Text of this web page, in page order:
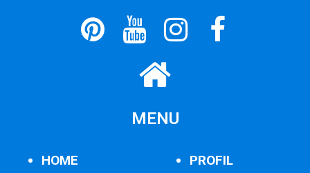
MENU
HOME PROFIL